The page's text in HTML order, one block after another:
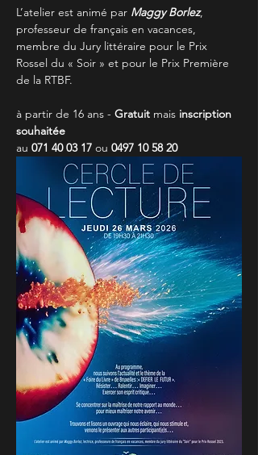
L’atelier est animé par Maggy Borlez,
professeur de français en vacances,
membre du Jury littéraire pour le Prix
Rossel du « Soir » et pour le Prix Première
de la RTBF.
à partir de 16 ans - Gratuit mais inscription
souhaitée
au 071 40 03 17 ou 0497 10 58 20